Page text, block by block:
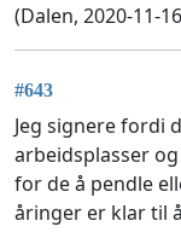
(Dalen, 2020-11-
#643
Jeg signere fordi
arbeidsplasser
for de å pendle
åringer er klar til